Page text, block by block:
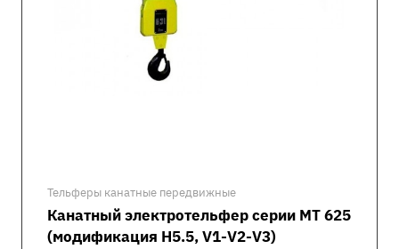
Тельферы канатные передвижные
Канатный электротельфер серии MT 625
(модификация H5.5, V1-V2-V3)